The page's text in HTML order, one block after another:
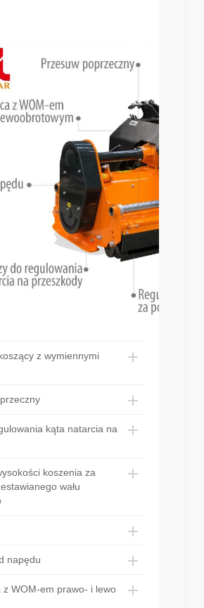
z wymiennymi
kąta natarcia na
koszenia za
wału
napędu
z WOM-em prawo- i lewo